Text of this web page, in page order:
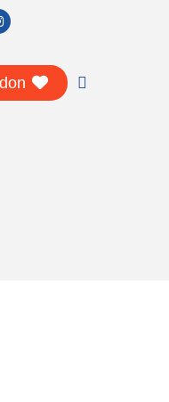
connaître